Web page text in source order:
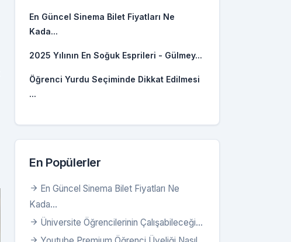
En Güncel Sinema Bilet Fiyatları Ne
Kada...
2025 Yılının En Soğuk Esprileri - Gülmey...
Öğrenci Yurdu Seçiminde Dikkat Edilmesi
...
En Popülerler
En Güncel Sinema Bilet Fiyatları Ne
Kada...
Üniversite Öğrencilerinin Çalışabileceği...